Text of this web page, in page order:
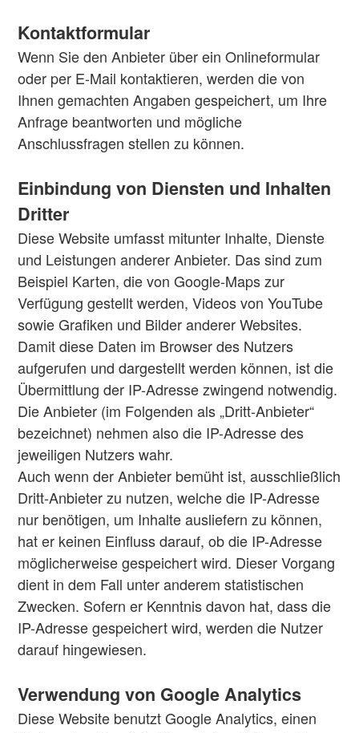
Kontaktformular
Wenn Sie den Anbieter über ein Onlineformular
oder per E-Mail kontaktieren, werden die von
Ihnen gemachten Angaben gespeichert, um Ihre
Anfrage beantworten und mögliche
Anschlussfragen stellen zu können.
Einbindung von Diensten und Inhalten
Dritter
Diese Website umfasst mitunter Inhalte, Dienste
und Leistungen anderer Anbieter. Das sind zum
Beispiel Karten, die von Google-Maps zur
Verfügung gestellt werden, Videos von YouTube
sowie Grafiken und Bilder anderer Websites.
Damit diese Daten im Browser des Nutzers
aufgerufen und dargestellt werden können, ist die
Übermittlung der IP-Adresse zwingend notwendig.
Die Anbieter (im Folgenden als „Dritt-Anbieter“
bezeichnet) nehmen also die IP-Adresse des
jeweiligen Nutzers wahr.
Auch wenn der Anbieter bemüht ist, ausschließlich
Dritt-Anbieter zu nutzen, welche die IP-Adresse
nur benötigen, um Inhalte ausliefern zu können,
hat er keinen Einfluss darauf, ob die IP-Adresse
möglicherweise gespeichert wird. Dieser Vorgang
dient in dem Fall unter anderem statistischen
Zwecken. Sofern er Kenntnis davon hat, dass die
IP-Adresse gespeichert wird, werden die Nutzer
darauf hingewiesen.
Verwendung von Google Analytics
Diese Website benutzt Google Analytics, einen